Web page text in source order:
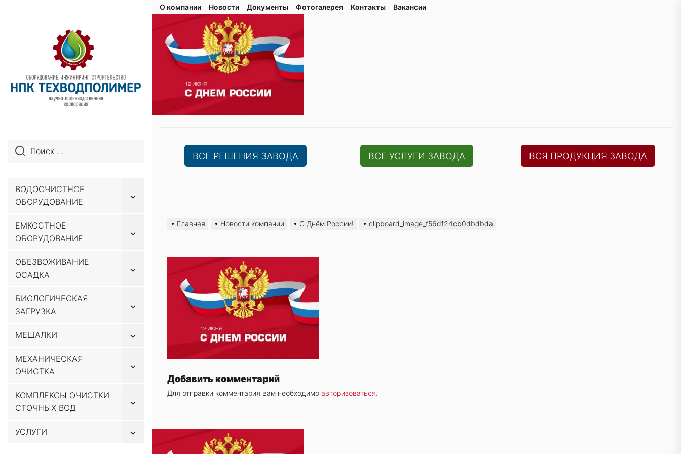
ВСЕ РЕШЕНИЯ ЗАВОДА ВСЕ УСЛУГИ ЗАВОДА ВСЯ ПРОДУКЦИЯ ЗАВОДА
ВОДООЧИСТНОЕ
ОБОРУДОВАНИЕ
Показывать
ЕМКОСТНОЕ
ОБОРУДОВАНИЕ
Показывать
ОБЕЗВОЖИВАНИЕ
ОСАДКА
Показывать
БИОЛОГИЧЕСКАЯ
ЗАГРУЗКА
Показывать
МЕШАЛКИ
Показывать
МЕХАНИЧЕСКАЯ
ОЧИСТКА
Показывать
КОМПЛЕКСЫ ОЧИСТКИ
СТОЧНЫХ ВОД
Показывать
УСЛУГИ
Показывать
Главная Новости компании С Днём России! clipboard_image_f56df24cb0dbdbda
Добавить комментарий
Для отправки комментария вам необходимо авторизоваться.
О компании Новости Документы Фотогалерея Контaкты Вакaнсии